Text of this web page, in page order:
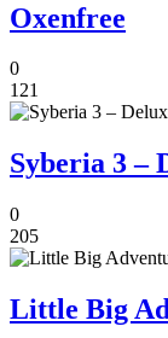
Oxenfree
0
121
Syberia 3 –
0
205
Little Big